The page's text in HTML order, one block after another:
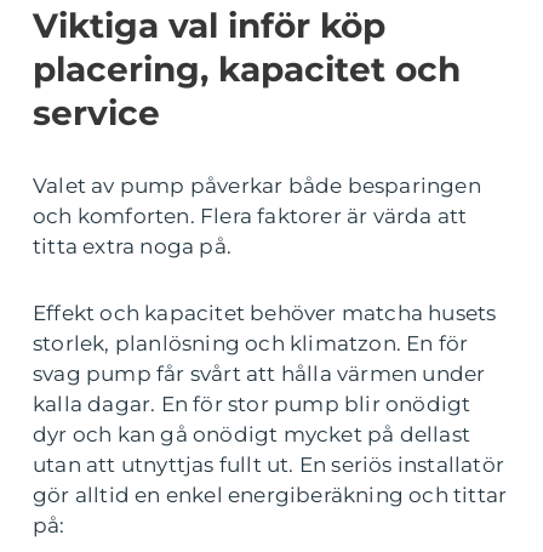
Viktiga val inför köp
placering, kapacitet och
service
Valet av pump påverkar både besparingen
och komforten. Flera faktorer är värda att
titta extra noga på.
Effekt och kapacitet behöver matcha husets
storlek, planlösning och klimatzon. En för
svag pump får svårt att hålla värmen under
kalla dagar. En för stor pump blir onödigt
dyr och kan gå onödigt mycket på dellast
utan att utnyttjas fullt ut. En seriös installatör
gör alltid en enkel energiberäkning och tittar
på: